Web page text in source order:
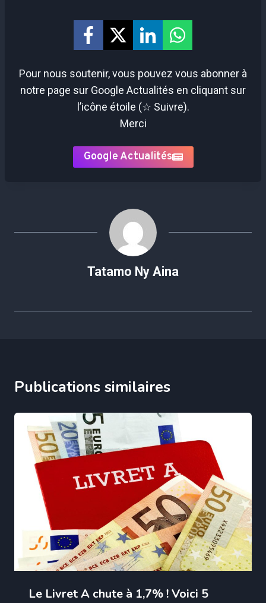
Pour nous soutenir, vous pouvez vous abonner à
notre page sur Google Actualités en cliquant sur
l’icône étoile (☆ Suivre).
Merci
Google Actualités
Tatamo Ny Aina
Publications similaires
Le Livret A chute à 1,7% ! Voici 5